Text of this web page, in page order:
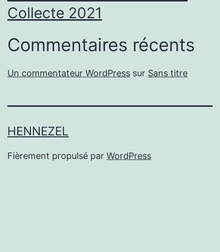
Collecte 2021
Commentaires récents
Un commentateur WordPress sur Sans titre
HENNEZEL
Fièrement propulsé par WordPress